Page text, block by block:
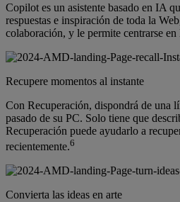
Copilot es un asistente basado en IA
respuestas e inspiración de toda la
colaboración, y le permite centrarse en
Recupere momentos al instante
Con Recuperación, dispondrá de una
pasado de su PC. Solo tiene que
Recuperación puede ayudarlo a
recientemente.6
Convierta las ideas en arte